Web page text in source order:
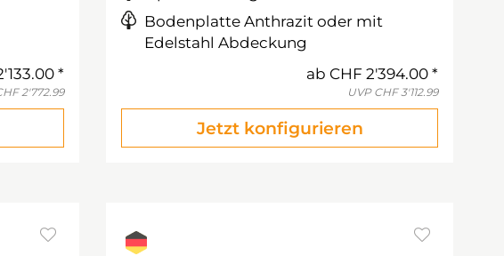
2'772.99
Bodenplatte Anthrazit oder mit
Edelstahl Abdeckung
ab CHF 2'394.00
UVP CHF 3'112.99
Jetzt konfigurieren